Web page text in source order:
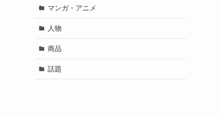
マンガ・アニメ
人物
商品
話題